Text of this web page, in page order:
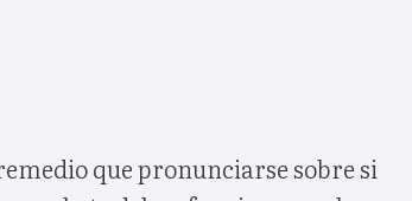
que pronunciarse sobre si